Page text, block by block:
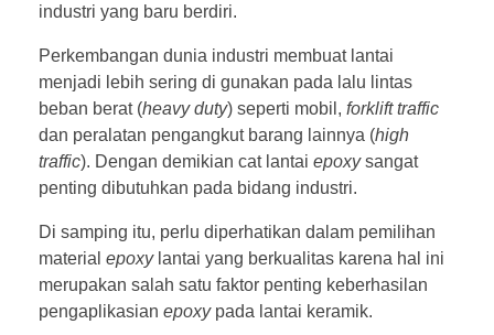
industri yang baru berdiri.
Perkembangan dunia industri membuat lantai
menjadi lebih sering di gunakan pada lalu lintas
beban berat (heavy duty) seperti mobil, forklift traffic
dan peralatan pengangkut barang lainnya (high
traffic). Dengan demikian cat lantai epoxysangat
penting dibutuhkan pada bidang industri.
Di samping itu, perlu diperhatikan dalam pemilihan
material epoxylantai yang berkualitas karena hal ini
merupakan salah satu faktor penting keberhasilan
pengaplikasian epoxypada lantai keramik.